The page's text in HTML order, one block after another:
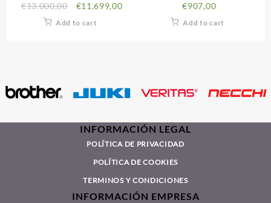
€13.000,00 €11.699,00
Add to cart
€907,00
Add to cart
INFORMACIÓN LEGAL
POLÍTICA DE PRIVACIDAD
POLÍTICA DE COOKIES
TERMINOS Y CONDICIONES
INFORMACIÓN EMPRESA